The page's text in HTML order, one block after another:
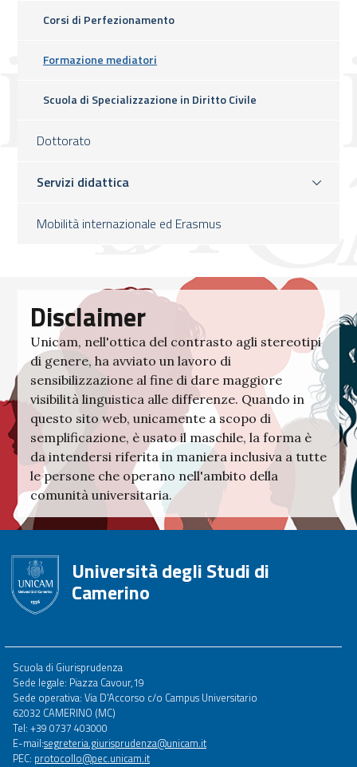
Corsi di Perfezionamento
Formazione mediatori
Scuola di Specializzazione in Diritto Civile
Dottorato
Servizi didattica
Mobilità internazionale ed Erasmus
Disclaimer
Unicam, nell'ottica del contrasto agli stereotipi
di genere, ha avviato un lavoro di
sensibilizzazione al fine di dare maggiore
visibilità linguistica alle differenze. Quando in
questo sito web, unicamente a scopo di
semplificazione, è usato il maschile, la forma è
da intendersi riferita in maniera inclusiva a tutte
le persone che operano nell'ambito della
comunità universitaria.
Università degli Studi di
Camerino
Footer
menu
full
Scuola di Giurisprudenza
Sede legale: Piazza Cavour,19
Sede operativa: Via D'Accorso c/o Campus Universitario
62032 CAMERINO (MC)
Tel: +39 0737 403000
E-mail:segreteria.giurisprudenza@unicam.it
PEC: protocollo@pec.unicam.it